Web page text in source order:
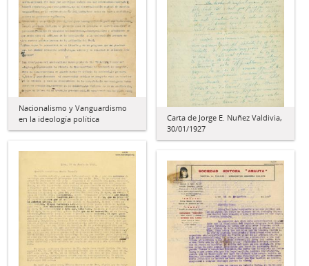
Nacionalismo y Vanguardismo
en la ideología política
Carta de Jorge E. Nuñez Valdivia,
30/01/1927